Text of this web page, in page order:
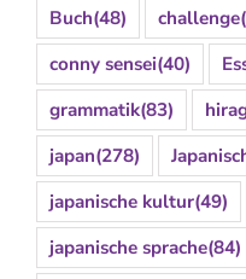
Buch(48) challenge
conny sensei(40)
grammatik(83)
japan(278)
japanische kultur(49)
japanische sprache(84)